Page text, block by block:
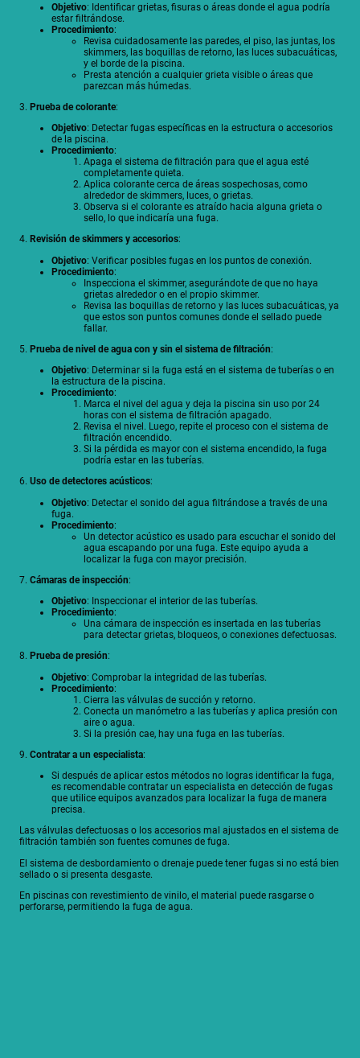
Objetivo: Identificar grietas, fisuras o áreas donde el agua podría
estar filtrándose.
Procedimiento:
Revisa cuidadosamente las paredes, el piso, las juntas, los
skimmers, las boquillas de retorno, las luces subacuáticas,
y el borde de la piscina.
Presta atención a cualquier grieta visible o áreas que
parezcan más húmedas.
3. Prueba de colorante:
Objetivo: Detectar fugas específicas en la estructura o accesorios
de la piscina.
Procedimiento:
Apaga el sistema de filtración para que el agua esté
completamente quieta.
Aplica colorante cerca de áreas sospechosas, como
alrededor de skimmers, luces, o grietas.
Observa si el colorante es atraído hacia alguna grieta o
sello, lo que indicaría una fuga.
4. Revisión de skimmers y accesorios:
Objetivo: Verificar posibles fugas en los puntos de conexión.
Procedimiento:
Inspecciona el skimmer, asegurándote de que no haya
grietas alrededor o en el propio skimmer.
Revisa las boquillas de retorno y las luces subacuáticas, ya
que estos son puntos comunes donde el sellado puede
fallar.
5. Prueba de nivel de agua con y sin el sistema de filtración:
Objetivo: Determinar si la fuga está en el sistema de tuberías o en
la estructura de la piscina.
Procedimiento:
Marca el nivel del agua y deja la piscina sin uso por 24
horas con el sistema de filtración apagado.
Revisa el nivel. Luego, repite el proceso con el sistema de
filtración encendido.
Si la pérdida es mayor con el sistema encendido, la fuga
podría estar en las tuberías.
6. Uso de detectores acústicos:
Objetivo: Detectar el sonido del agua filtrándose a través de una
fuga.
Procedimiento:
Un detector acústico es usado para escuchar el sonido del
agua escapando por una fuga. Este equipo ayuda a
localizar la fuga con mayor precisión.
7. Cámaras de inspección:
Objetivo: Inspeccionar el interior de las tuberías.
Procedimiento:
Una cámara de inspección es insertada en las tuberías
para detectar grietas, bloqueos, o conexiones defectuosas.
8. Prueba de presión:
Objetivo: Comprobar la integridad de las tuberías.
Procedimiento:
Cierra las válvulas de succión y retorno.
Conecta un manómetro a las tuberías y aplica presión con
aire o agua.
Si la presión cae, hay una fuga en las tuberías.
9. Contratar a un especialista:
Si después de aplicar estos métodos no logras identificar la fuga,
es recomendable contratar un especialista en detección de fugas
que utilice equipos avanzados para localizar la fuga de manera
precisa.
Las válvulas defectuosas o los accesorios mal ajustados en el sistema de
filtración también son fuentes comunes de fuga.
El sistema de desbordamiento o drenaje puede tener fugas si no está bien
sellado o si presenta desgaste.
En piscinas con revestimiento de vinilo, el material puede rasgarse o
perforarse, permitiendo la fuga de agua.